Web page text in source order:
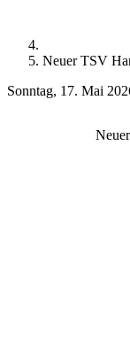
Neuer TSV
Sonntag, 17. Mai